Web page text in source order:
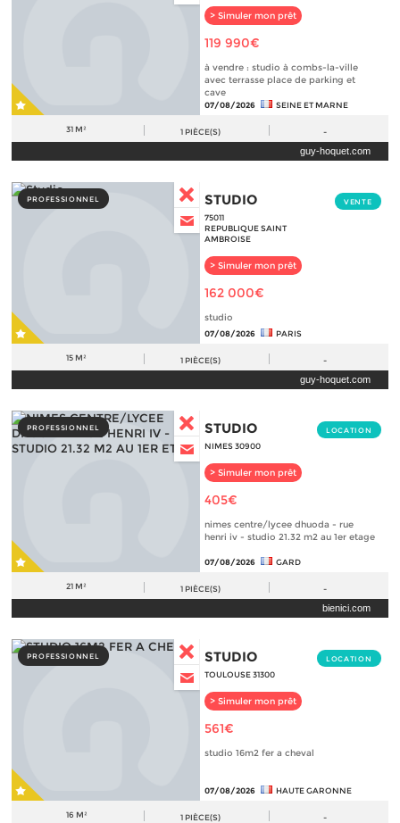
> Simuler mon prêt
119 990€
à vendre : studio à combs-la-ville
avec terrasse place de parking et
cave
07/08/2026 SEINE ET MARNE
31 M² 1 PIÈCE(S) -
guy-hoquet.com
PROFESSIONNEL STUDIO
75011
REPUBLIQUE SAINT
AMBROISE
> Simuler mon prêt
VENTE
162 000€
studio
07/08/2026 PARIS
15 M² 1 PIÈCE(S) -
guy-hoquet.com
PROFESSIONNEL STUDIO
NIMES 30900
> Simuler mon prêt
LOCATION
405€
nimes centre/lycee dhuoda - rue
henri iv - studio 21.32 m2 au 1er etage
07/08/2026 GARD
21 M² 1 PIÈCE(S) -
bienici.com
PROFESSIONNEL STUDIO
TOULOUSE 31300
> Simuler mon prêt
LOCATION
561€
studio 16m2 fer a cheval
07/08/2026 HAUTE GARONNE
16 M² 1 PIÈCE(S) -